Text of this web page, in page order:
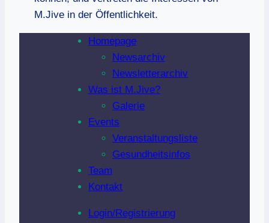
M.Jive in der Öffentlichkeit.
Homepage
Newsarchiv
Newsletterarchiv
Was ist M.Jive?
Galerie
Events
Veranstaltungsliste
Gesundheitsinfos
Team
Kontakt
Login/Registrierung